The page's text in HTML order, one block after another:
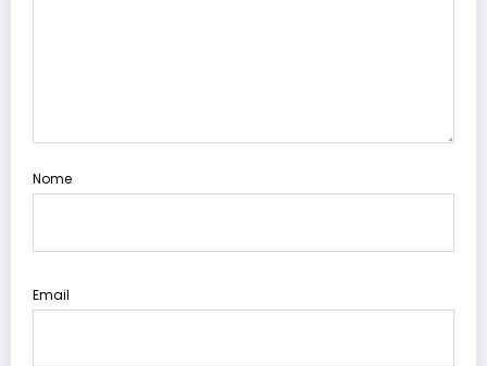
Nome
Email